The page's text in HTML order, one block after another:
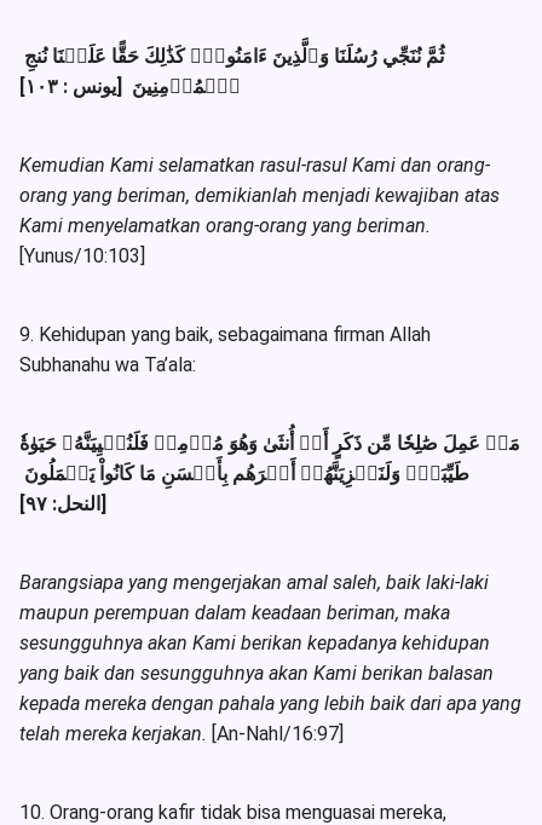
Kemudian Kami selamatkan rasul-rasul Kami dan orang-
orang yang beriman, demikianlah menjadi kewajiban atas
Kami menyelamatkan orang-orang yang beriman.
[Yunus/10:103]
9. Kehidupan yang baik, sebagaimana firman Allah
Subhanahu wa Ta’ala:
مَنۡ عَمِلَ صَٰلِحٗا مِّن ذَكَرٍ أَوۡ أُنثَىٰ وَهُوَ مُؤۡمِنٞ فَلَنُحۡيِيَنَّهُۥ حَيَوٰةٗ
طَيِّبَةٗۖ وَلَنَجۡزِيَنَّهُمۡ أَجۡرَهُم بِأَحۡسَنِ مَا كَانُواْ يَعۡمَلُونَ
Barangsiapa yang mengerjakan amal saleh, baik laki-laki
maupun perempuan dalam keadaan beriman, maka
sesungguhnya akan Kami berikan kepadanya kehidupan
yang baik dan sesungguhnya akan Kami berikan balasan
kepada mereka dengan pahala yang lebih baik dari apa yang
telah mereka kerjakan. [An-Nahl/16:97]
10. Orang-orang kafir tidak bisa menguasai mereka,